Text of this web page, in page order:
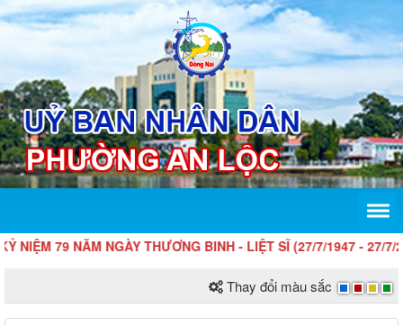
79 NĂM NGÀY THƯƠNG BINH - LIỆT SĨ (27/7/1947 - 27/7/2026)
Thay đổi màu sắc